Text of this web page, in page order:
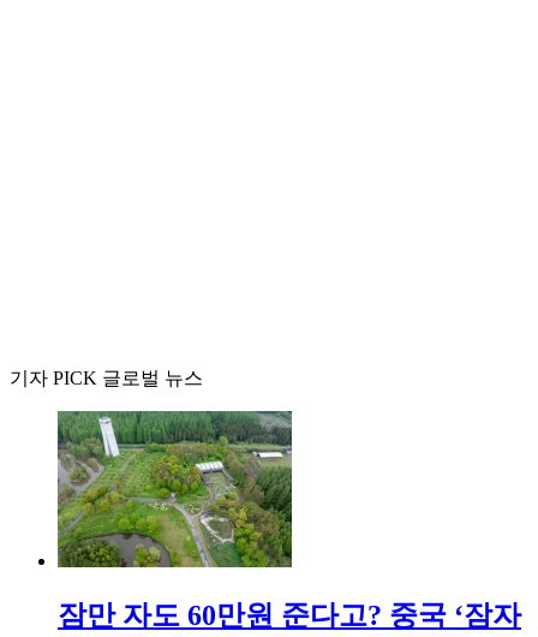
기자 PICK 글로벌 뉴스
잠만 자도 60만원 준다고? 중국 ‘잠자